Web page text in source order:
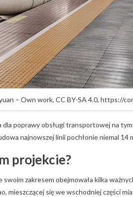
– Own work, CC BY-SA 4.0, https://
poprawy obsługi transportowej na tym
najnowszej linii pochłonie niemal 14
projekcie?
swoim zakresem obejmowała kilka
mieszczącej się we wschodniej części